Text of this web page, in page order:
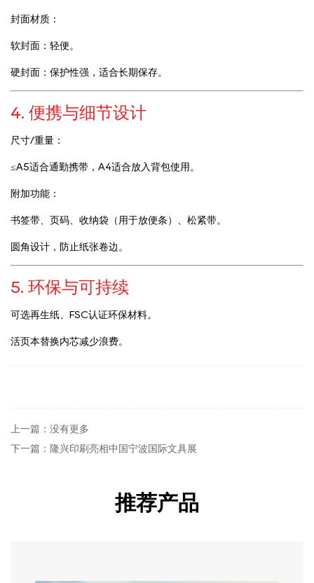
封面材质：
软封面：轻便。
硬封面：保护性强，适合长期保存。
4. 便携与细节设计
尺寸/重量：
≤A5适合通勤携带，A4适合放入背包使用。
附加功能：
书签带、页码、收纳袋（用于放便条）、松紧带。
圆角设计，防止纸张卷边。
5. 环保与可持续
可选再生纸、FSC认证环保材料。
活页本替换内芯减少浪费。
上一篇：没有更多
下一篇：隆兴印刷亮相中国宁波国际文具展
推荐产品